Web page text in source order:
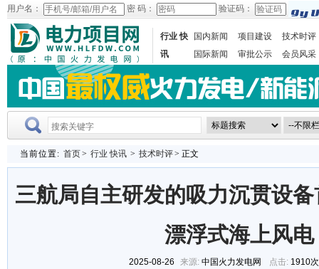
用户名： 密 码： 验证码：
行业 快
讯
国内新闻 项目建设
技术时评
国际新闻
审批公示 会员风采
当前位置: 首页> 行业 快讯 > 技术时评> 正文
三航局自主研发的吸力沉贯设
漂浮式海上风电
2025-08-26 来源: 中国火力发电网 点击: 1910